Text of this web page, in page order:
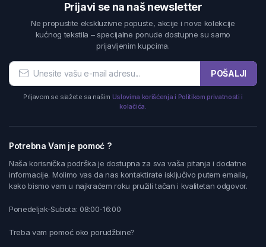
Prijavi se na naš newsletter
Ne propustite ekskluzivne popuste, akcije i nove kolekcije
kućnog tekstila – specijalne ponude dostupne su samo
prijavljenim kupcima.
POŠALJI
Prijavom se slažete sa našim Uslovima korišćenja i Politikom privatnosti i
kolačića.
Potrebna Vam je pomoć ?
Naša korisnička podrška je dostupna za sva vaša pitanja i dodatne
informacije. Molimo vas da nas kontaktirate isključivo putem emaila,
kako bismo vam u najkraćem roku pružili tačan i kvalitetan odgovor.
Ponedeljak-Subota: 08:00-16:00
Treba vam pomoć oko porudžbine?